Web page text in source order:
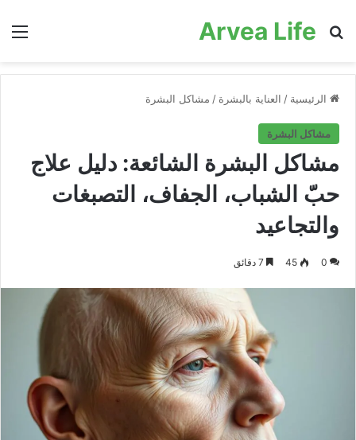
Arvea Life
بحث عن
الرئيسية / العناية بالبشرة / مشاكل البشرة
مشاكل البشرة
مشاكل البشرة الشائعة: دليل علاج
حبّ الشباب، الجفاف، التصبغات
والتجاعيد
0
45